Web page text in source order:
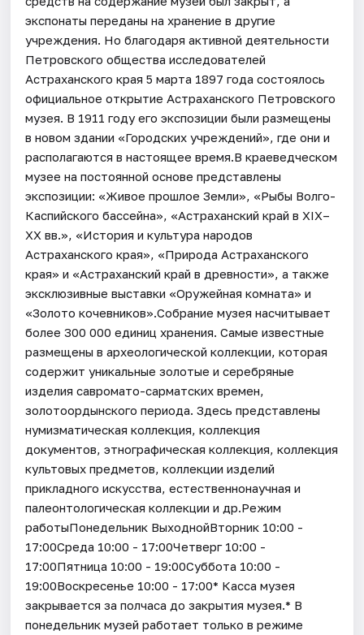
экспонаты переданы на хранение в другие
учреждения. Но благодаря активной деятельности
Петровского общества исследователей
Астраханского края 5 марта 1897 года состоялось
официальное открытие Астраханского Петровского
музея. В 1911 году его экспозиции были размещены
в новом здании «Городских учреждений», где они и
располагаются в настоящее время.В краеведческом
музее на постоянной основе представлены
экспозиции: «Живое прошлое Земли», «Рыбы Волго-
Каспийского бассейна», «Астраханский край в XIX–
XX вв.», «История и культура народов
Астраханского края», «Природа Астраханского
края» и «Астраханский край в древности», а также
эксклюзивные выставки «Оружейная комната» и
«Золото кочевников».Собрание музея насчитывает
более 300 000 единиц хранения. Самые известные
размещены в археологической коллекции, которая
содержит уникальные золотые и серебряные
изделия савромато-сарматских времен,
золотоордынского периода. Здесь представлены
нумизматическая коллекция, коллекция
документов, этнографическая коллекция, коллекция
культовых предметов, коллекции изделий
прикладного искусства, естественнонаучная и
палеонтологическая коллекции и др.Режим
работыПонедельник ВыходнойВторник 10:00 -
17:00Среда 10:00 - 17:00Четверг 10:00 -
17:00Пятница 10:00 - 19:00Суббота 10:00 -
19:00Воскресенье 10:00 - 17:00* Касса музея
закрывается за полчаса до закрытия музея.* В
понедельник музей работает только в режиме